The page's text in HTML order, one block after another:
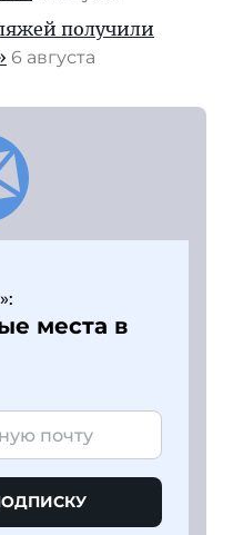
получили
6 августа
места в